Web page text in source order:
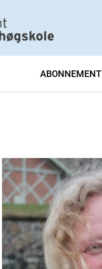
ABONNEMENT